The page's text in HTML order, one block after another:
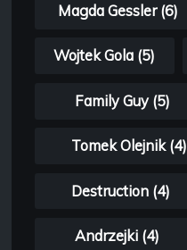
Magda Gessler (6)
Wojtek Gola (5)
Family Guy (5)
Tomek Olejnik (4)
Destruction (4)
Andrzejki (4)